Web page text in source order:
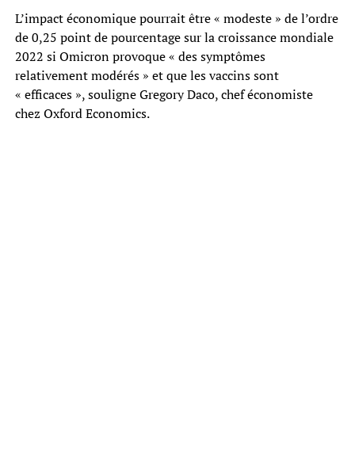
L’impact économique pourrait être « modeste » de l’ordre
de 0,25 point de pourcentage sur la croissance mondiale
2022 si Omicron provoque « des symptômes
relativement modérés » et que les vaccins sont
« efficaces », souligne Gregory Daco, chef économiste
chez Oxford Economics.